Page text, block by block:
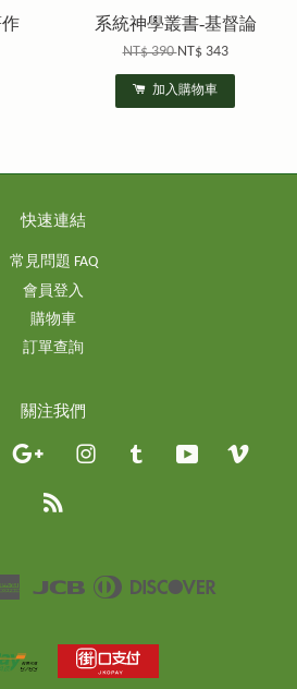
系統神學叢書-基督論
NT$ 390NT$ 343
加入購物車
快速連結
常見問題 FAQ
會員登入
購物車
訂單查詢
關注我們
Google InstagramTumblr YouTube
American
JCB
Diners